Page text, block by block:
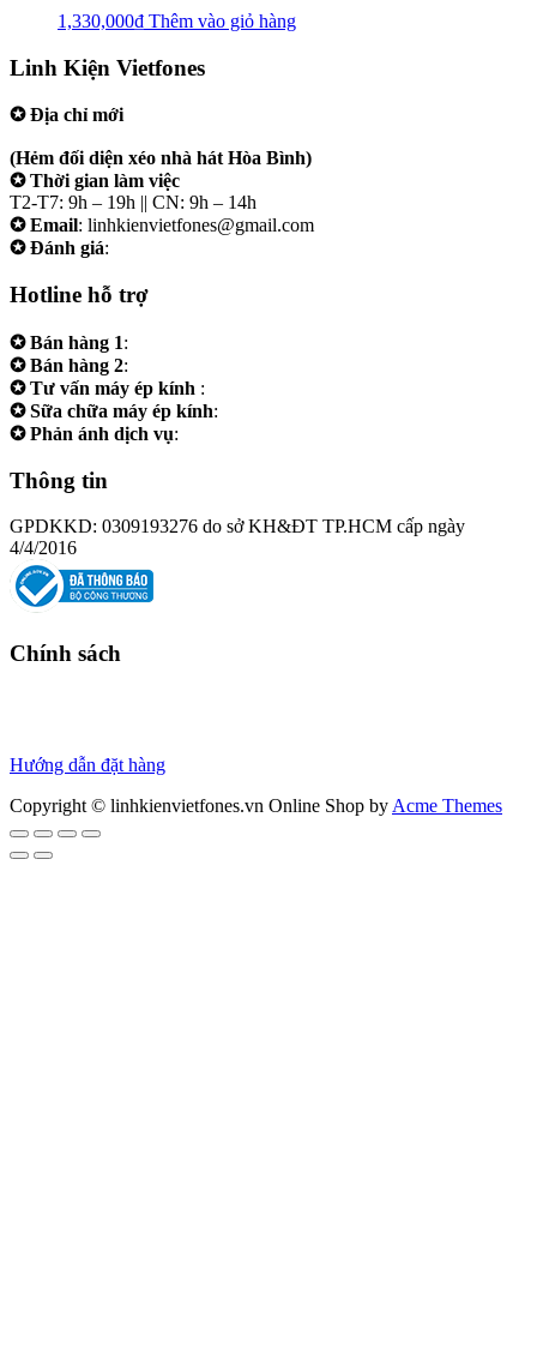
1,330,000₫ Thêm vào giỏ hàng
Linh Kiện Vietfones
✪ Địa chỉ mới
(Hẻm đối diện xéo nhà hát Hòa Bình)
✪ Thời gian làm việc
T2-T7: 9h – 19h || CN: 9h – 14h
✪ Email: linhkienvietfones@gmail.com
✪ Đánh giá:
Hotline hỗ trợ
✪ Bán hàng 1:
✪ Bán hàng 2:
✪ Tư vấn máy ép kính :
✪ Sữa chữa máy ép kính:
✪ Phản ánh dịch vụ:
Thông tin
GPDKKD: 0309193276 do sở KH&ĐT TP.HCM cấp ngày
4/4/2016
Chính sách
Hướng dẫn đặt hàng
Copyright © linhkienvietfones.vn Online Shop by Acme Themes